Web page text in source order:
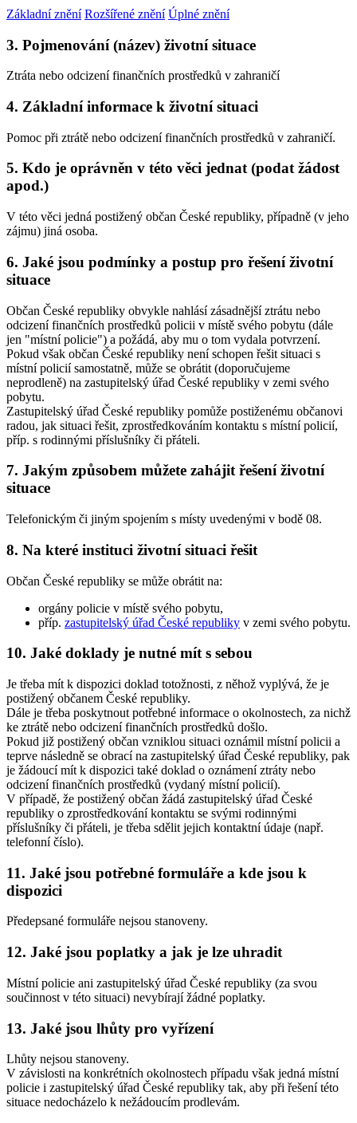
Základní znění Rozšířené znění Úplné znění
3. Pojmenování (název) životní situace
Ztráta nebo odcizení finančních prostředků v zahraničí
4. Základní informace k životní situaci
Pomoc při ztrátě nebo odcizení finančních prostředků v zahraničí.
5. Kdo je oprávněn v této věci jednat (podat žádost
apod.)
V této věci jedná postižený občan České republiky, případně (v jeho
zájmu) jiná osoba.
6. Jaké jsou podmínky a postup pro řešení životní
situace
Občan České republiky obvykle nahlásí zásadnější ztrátu nebo
odcizení finančních prostředků policii v místě svého pobytu (dále
jen "místní policie") a požádá, aby mu o tom vydala potvrzení.
Pokud však občan České republiky není schopen řešit situaci s
místní policií samostatně, může se obrátit (doporučujeme
neprodleně) na zastupitelský úřad České republiky v zemi svého
pobytu.
Zastupitelský úřad České republiky pomůže postiženému občanovi
radou, jak situaci řešit, zprostředkováním kontaktu s místní policií,
příp. s rodinnými příslušníky či přáteli.
7. Jakým způsobem můžete zahájit řešení životní
situace
Telefonickým či jiným spojením s místy uvedenými v bodě 08.
8. Na které instituci životní situaci řešit
Občan České republiky se může obrátit na:
orgány policie v místě svého pobytu,
příp. zastupitelský úřad České republiky v zemi svého pobytu.
10. Jaké doklady je nutné mít s sebou
Je třeba mít k dispozici doklad totožnosti, z něhož vyplývá, že je
postižený občanem České republiky.
Dále je třeba poskytnout potřebné informace o okolnostech, za nichž
ke ztrátě nebo odcizení finančních prostředků došlo.
Pokud již postižený občan vzniklou situaci oznámil místní policii a
teprve následně se obrací na zastupitelský úřad České republiky, pak
je žádoucí mít k dispozici také doklad o oznámení ztráty nebo
odcizení finančních prostředků (vydaný místní policií).
V případě, že postižený občan žádá zastupitelský úřad České
republiky o zprostředkování kontaktu se svými rodinnými
příslušníky či přáteli, je třeba sdělit jejich kontaktní údaje (např.
telefonní číslo).
11. Jaké jsou potřebné formuláře a kde jsou k
dispozici
Předepsané formuláře nejsou stanoveny.
12. Jaké jsou poplatky a jak je lze uhradit
Místní policie ani zastupitelský úřad České republiky (za svou
součinnost v této situaci) nevybírají žádné poplatky.
13. Jaké jsou lhůty pro vyřízení
Lhůty nejsou stanoveny.
V závislosti na konkrétních okolnostech případu však jedná místní
policie i zastupitelský úřad České republiky tak, aby při řešení této
situace nedocházelo k nežádoucím prodlevám.